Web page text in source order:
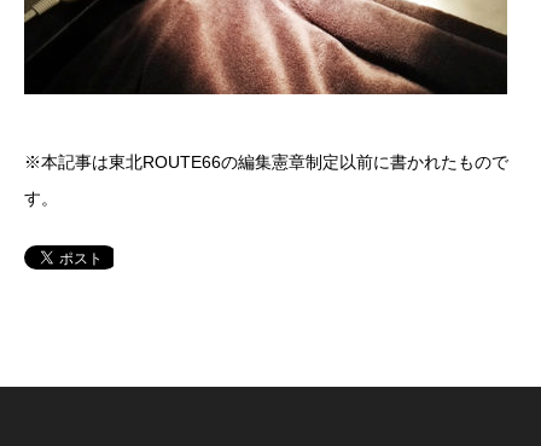
※本記事は東北ROUTE66の編集憲章制定以前に書かれたもので
す。